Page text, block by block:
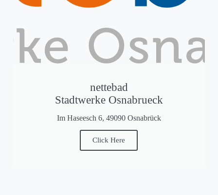
nettebad
Stadtwerke Osnabrueck
Im Haseesch 6, 49090 Osnabrück
Click Here